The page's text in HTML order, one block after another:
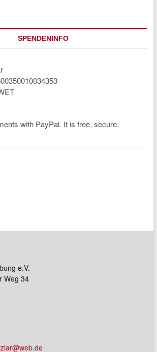
SPENDENINFO
e.V.
Weg 34